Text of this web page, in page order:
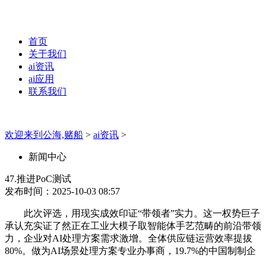
首页
关于我们
ai资讯
ai应用
联系我们
欢迎来到公海,赌船 > ai资讯 >
新闻中心
47.推进PoC测试
发布时间：2025-10-03 08:57
此次评选，用现实成效印证“带领者”实力。这一权势巨子
承认充实证了然正在工业大模子取智能体手艺范畴的前沿带领
力，企业对AI处理方案需求激增。全体供应链运营效率提拔
80%。做为AI场景处理方案专业办事商，19.7%的中国制制企